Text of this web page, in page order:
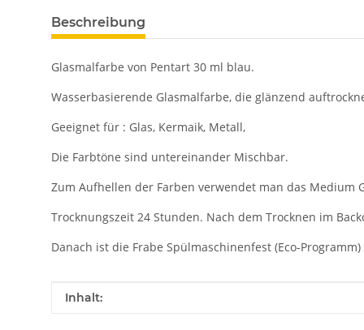
Beschreibung
Glasmalfarbe von Pentart 30 ml blau.
Wasserbasierende Glasmalfarbe, die glänzend
Geeignet für : Glas, Kermaik, Metall,
Die Farbtöne sind untereinander Mischbar.
Zum Aufhellen der Farben verwendet man das Medium
Trocknungszeit 24 Stunden. Nach dem Trocknen im
Danach ist die Frabe Spülmaschinenfest (Eco-Programm)
Produkteigenschaft
Wert
Inhalt: